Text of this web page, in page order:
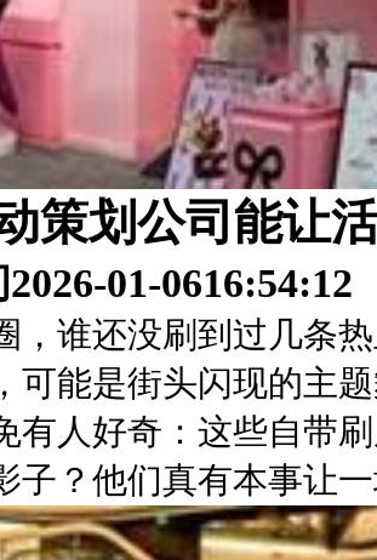
策划公司能让
2026-01-0616:54:12
，谁还没刷到过几条
可能是街头闪现的主
有人好奇：这些自带
子？他们真有本事让